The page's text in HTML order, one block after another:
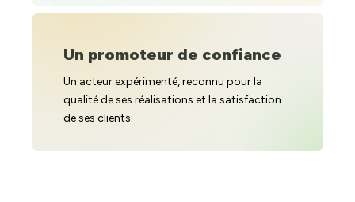
Un promoteur de confiance
Un acteur expérimenté, reconnu pour la
qualité de ses réalisations et la satisfaction
de ses clients.